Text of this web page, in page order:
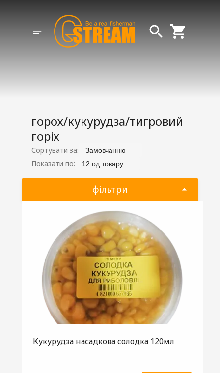
горох/кукурудза/тигровий
горіх
Сортувати за: Замовчанню
Показати по: 12 од.товару
фільтри
Кукурудза насадкова солодка 120мл